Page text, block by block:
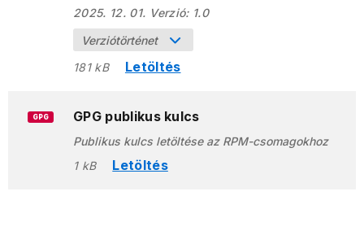
2025. 12. 01. Verzió: 1.0
Verziótörténet
181 kB
Letöltés
GPG GPG publikus kulcs
Publikus kulcs letöltése az RPM-csomagokhoz
1 kB
Letöltés